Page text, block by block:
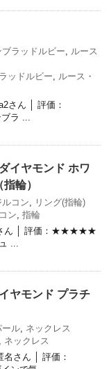
ブラッドルビー, ルース
ッドルビー, ルース・
さん │ 評価：
ラ ...
イヤモンド ホワ
輪）
コン, リング(指輪)
ン, 指輪
さん │ 評価：★★★★★
...
ヤモンド プラチ
ール, ネックレス
, ネックレス
さん │ 評価：